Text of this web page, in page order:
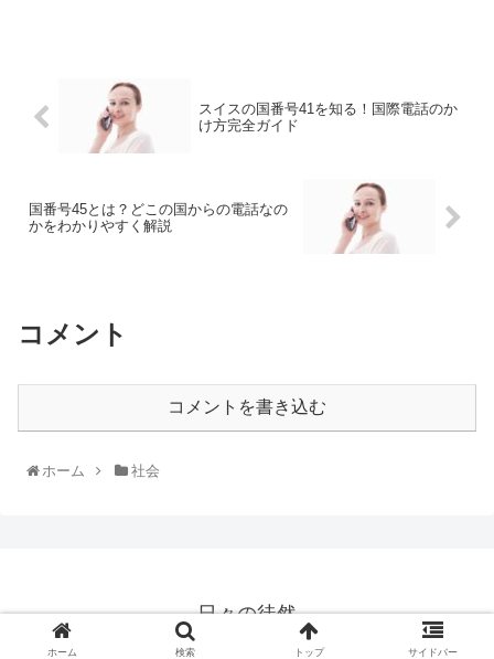
スイスの国番号41を知る！国際電話のか
け方完全ガイド
国番号45とは？どこの国からの電話なの
かをわかりやすく解説
コメント
コメントを書き込む
ホーム 社会
日々の徒然
© 2015 日々の徒然.
ホーム 検索 トップ サイドバー